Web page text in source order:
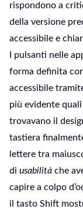
rispondono a
della versione
accessibile e
I pulsanti nelle
forma definita
accessibile
più evidente
trovavano il
tastiera
lettere tra
di usabilità che
capire a colpo
il tasto Shift